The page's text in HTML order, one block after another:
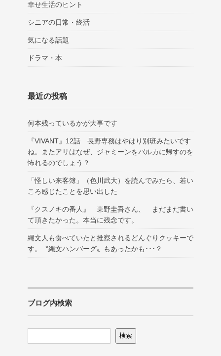
幸せ生活のヒント
シニアの日常・終活
気になる話題
ドラマ・本
最近の投稿
何本残っているかが大事です
『VIVANT』12話 長野専務はやはり別班みたいです
ね。またアリはなぜ、ジャミーンをバルカに帰すのを
怖れるのでしょう？
「怪しい来客簿」（色川武大）を読んでみたら、若い
ころ感じたことを思い出した
『クスノキの番人』 東野圭吾さん、 まだまだ書い
て頂きたかった。本当に残念です。
縄文人も食べていたと推察されるどんぐりクッキーで
す。〝縄文ハンバーグ〟もあったかも･･･？
ブログ内検索
検索